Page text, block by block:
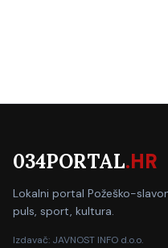
034PORTAL.HR
Lokalni portal Požeško-
puls, sport, kultura.
Izdavač: JAVNOST INFO d.o.o.